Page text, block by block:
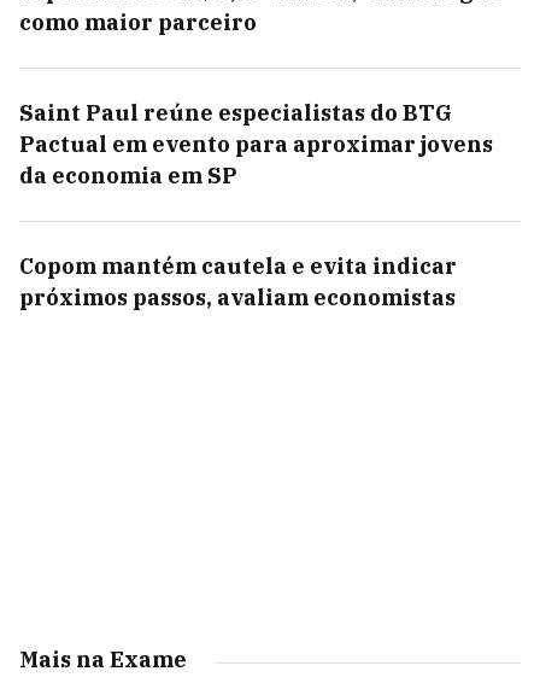
como maior parceiro
Saint Paul reúne especialistas do BTG
Pactual em evento para aproximar jovens
da economia em SP
Copom mantém cautela e evita indicar
próximos passos, avaliam economistas
Mais na Exame